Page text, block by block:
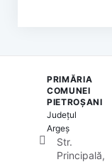
PRIMĂRIA
COMUNEI
PIETROȘANI
Județul
Argeș
Str.
Principală,